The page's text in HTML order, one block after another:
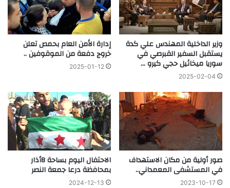
وزير الداخلية المهندس علي كدة
يستقبل السفير القبرصي في
سوريا ميخائيل حجي كيرو …
2025-02-04
إدارة الأمن العام بحمص تعلن
خروج دفعة من الموقوفين ..
2025-01-12
صور أولية من مكان الاستهداف
في المستشفى المعمداني..
2023-10-17
الاحتفال اليوم بساحة 8أذار
بمحافظة درعا جمعة النصر
2024-12-13